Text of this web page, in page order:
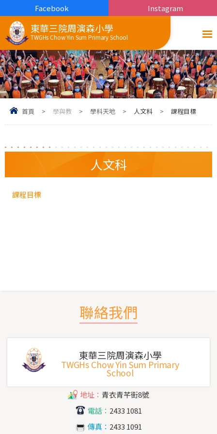
東華三院周演森小學
TWGHs Chow Yin Sum Primary School
Facebook Instagram
首頁 > 學與教 > 學科天地 > 人文科 > 課程目標
人文科
課程目標
聯絡我們
東華三院周演森小學
TWGHs Chow Yin Sum Primary
School
地址： 青衣青芊街8號
電話： 2433 1081
傳真： 2433 1091